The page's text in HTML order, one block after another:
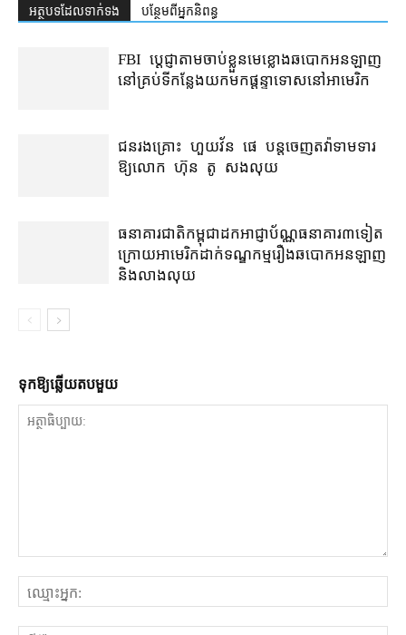
អត្ថបទ​ដែល​ទាក់ទង បន្ថែម​ពី​អ្នកនិពន្ធ
FBI ប្ដេជ្ញា​តាម​ចាប់ខ្លួន​មេខ្លោង​ឆបោក​អនឡាញ​
នៅ​គ្រប់​ទីកន្លែង​យក​មក​ផ្ដន្ទាទោស​នៅ​អាមេរិក
ជនរងគ្រោះ ហួយវ័ន ផេ បន្ត​ចេញ​តវ៉ា​ទាមទារ​
ឱ្យ​លោក ហ៊ុន តូ សង​លុយ
ធនាគារជាតិ​កម្ពុជា​ដក​អាជ្ញាប័ណ្ណ​ធនាគារ​៣​​ទៀត​
ក្រោយ​អាមេរិក​ដាក់​ទណ្ឌកម្ម​​រឿង​ឆបោក​អនឡាញ
និង​លាងលុយ
ទុក​ឱ្យ​ឆ្លើយ​តប​មួយ